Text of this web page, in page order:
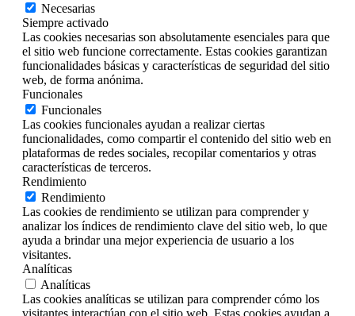
Necesarias
Siempre activado
Las cookies necesarias son absolutamente esenciales para que
el sitio web funcione correctamente. Estas cookies garantizan
funcionalidades básicas y características de seguridad del sitio
web, de forma anónima.
Funcionales
Funcionales
Las cookies funcionales ayudan a realizar ciertas
funcionalidades, como compartir el contenido del sitio web en
plataformas de redes sociales, recopilar comentarios y otras
características de terceros.
Rendimiento
Rendimiento
Las cookies de rendimiento se utilizan para comprender y
analizar los índices de rendimiento clave del sitio web, lo que
ayuda a brindar una mejor experiencia de usuario a los
visitantes.
Analíticas
Analíticas
Las cookies analíticas se utilizan para comprender cómo los
visitantes interactúan con el sitio web. Estas cookies ayudan a